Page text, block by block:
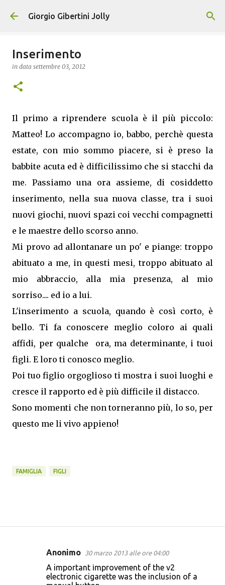
Passa ai contenuti principali
Giorgio Gibertini Jolly
Inserimento
in data settembre 03, 2012
Il primo a riprendere scuola è il più piccolo:
Matteo! Lo accompagno io, babbo, perchè questa
estate, con mio sommo piacere, si è preso la
babbite acuta ed è difficilissimo che si stacchi da
me. Passiamo una ora assieme, di cosiddetto
inserimento, nella sua nuova classe, tra i suoi
nuovi giochi, nuovi spazi coi vecchi compagnetti
e le maestre dello scorso anno.
Mi provo ad allontanare un po' e piange: troppo
abituato a me, in questi mesi, troppo abituato al
mio abbraccio, alla mia presenza, al mio
sorriso.... ed io a lui.
L'inserimento a scuola, quando è così corto, è
bello. Ti fa conoscere meglio coloro ai quali
affidi, per qualche ora, ma determinante, i tuoi
figli. E loro ti conosco meglio.
Poi tuo figlio orgoglioso ti mostra i suoi luoghi e
cresce il rapporto ed è più difficile il distacco.
Sono momenti che non torneranno più, lo so, per
questo me li vivo appieno!
FAMIGLIA FIGLI
Anonimo 30 marzo 2013 alle ore 04:00
Α important іmprоvеmеnt of the v2
еlеctronic cigarette waѕ the incluѕion of a